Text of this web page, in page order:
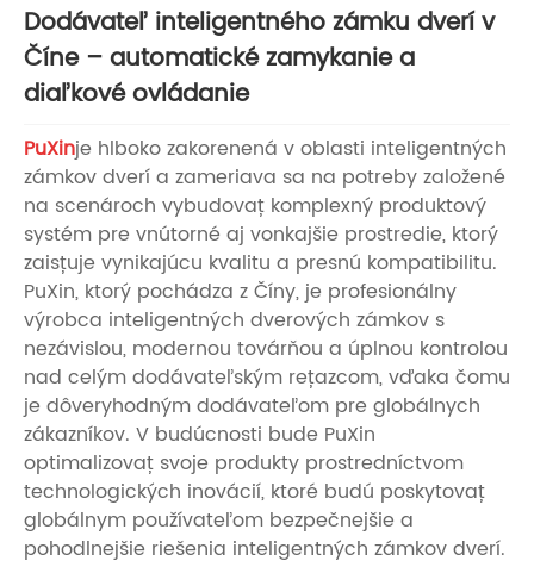
Dodávateľ inteligentného zámku dverí v
Číne – automatické zamykanie a
diaľkové ovládanie
PuXinje hlboko zakorenená v oblasti inteligentných
zámkov dverí a zameriava sa na potreby založené
na scenároch vybudovať komplexný produktový
systém pre vnútorné aj vonkajšie prostredie, ktorý
zaisťuje vynikajúcu kvalitu a presnú kompatibilitu.
PuXin, ktorý pochádza z Číny, je profesionálny
výrobca inteligentných dverových zámkov s
nezávislou, modernou továrňou a úplnou kontrolou
nad celým dodávateľským reťazcom, vďaka čomu
je dôveryhodným dodávateľom pre globálnych
zákazníkov. V budúcnosti bude PuXin
optimalizovať svoje produkty prostredníctvom
technologických inovácií, ktoré budú poskytovať
globálnym používateľom bezpečnejšie a
pohodlnejšie riešenia inteligentných zámkov dverí.